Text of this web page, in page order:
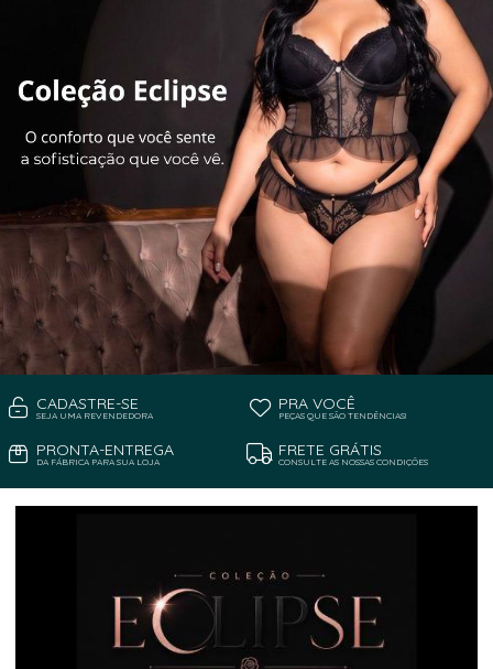
CADASTRE-SE
SEJA UMA REVENDEDORA
PRA VOCÊ
PEÇAS QUE SÃO TENDÊNCIAS!
PRONTA-ENTREGA
DA FÁBRICA PARA SUA LOJA
FRETE GRÁTIS
CONSULTE AS NOSSAS CONDIÇÕES